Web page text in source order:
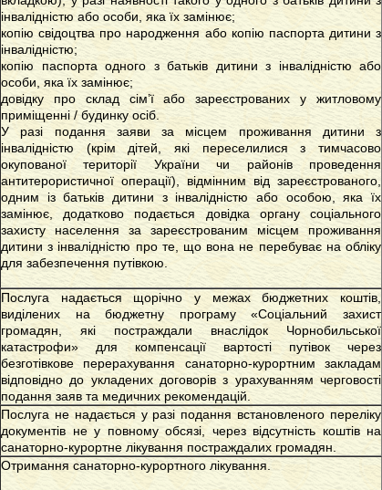
інвалідністю або особи, яка їх замінює;
копію свідоцтва про народження або копію паспорта дитини з
інвалідністю;
копію паспорта одного з батьків дитини з інвалідністю або
особи, яка їх замінює;
довідку про склад сім’ї або зареєстрованих у житловому
приміщенні / будинку осіб.
У разі подання заяви за місцем проживання дитини з
інвалідністю (крім дітей, які переселилися з тимчасово
окупованої території України чи районів проведення
антитерористичної операції), відмінним від зареєстрованого,
одним із батьків дитини з інвалідністю або особою, яка їх
замінює, додатково подається довідка органу соціального
захисту населення за зареєстрованим місцем проживання
дитини з інвалідністю про те, що вона не перебуває на обліку
для забезпечення путівкою.
Послуга надається щорічно у межах бюджетних коштів,
виділених на бюджетну програму «Соціальний захист
громадян, які постраждали внаслідок Чорнобильської
катастрофи» для компенсації вартості путівок через
безготівкове перерахування санаторно-курортним закладам
відповідно до укладених договорів з урахуванням черговості
подання заяв та медичних рекомендацій.
Послуга не надається у разі подання встановленого переліку
документів не у повному обсязі, через відсутність коштів на
санаторно-курортне лікування постраждалих громадян.
Отримання санаторно-курортного лікування.